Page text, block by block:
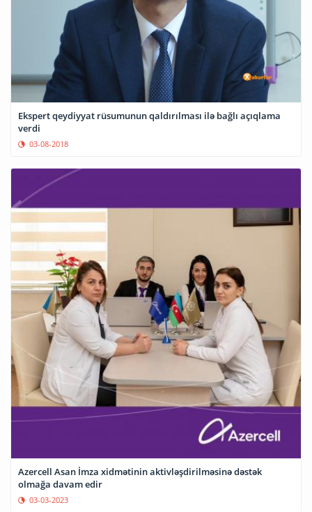
Ekspert qeydiyyat rüsumunun qaldırılması ilə bağlı açıqlama
verdi
03-08-2018
Azercell Asan İmza xidmətinin aktivləşdirilməsinə dəstək
olmağa davam edir
03-03-2023